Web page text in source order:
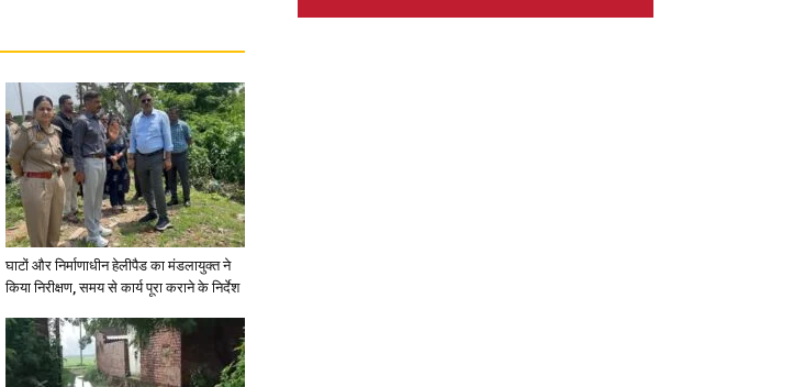
News
in
घाटों और निर्माणाधीन हेलीपैड का मंडलायुक्त ने
किया निरीक्षण, समय से कार्य पूरा कराने के निर्देश